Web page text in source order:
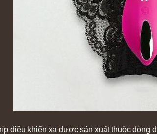
điều khiển xa được sản xuất thuộc